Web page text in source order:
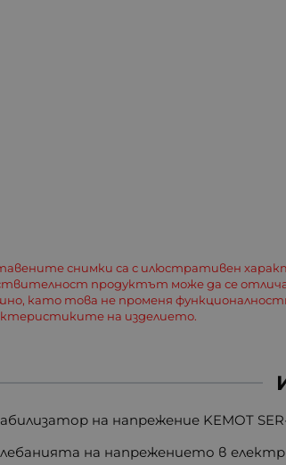
снимки са с илюстративен
продуктът може да се
като това не променя
на изделието.
на напрежение KEMOT SER-
на напрежението в